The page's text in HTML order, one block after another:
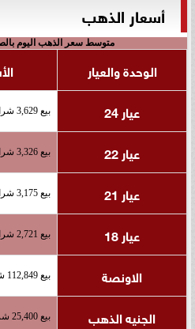
أسعار الذهب
متوسط سعر الذهب اليوم
الوحدة والعيار
عيار 24
بيع 3,629 شراء 3,686
عيار 22 بيع 3,326 شراء 3,379
عيار 21 بيع 3,175 شراء 3,225
عيار 18 بيع 2,721 شراء 2,764
الاونصة بيع 112,849 شراء 114,626
الجنيه الذهب بيع 25,400 شراء 25,800